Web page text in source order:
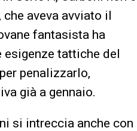
aveva avviato il
fantasista ha
tattiche del
penalizzarlo,
già a gennaio.
si intreccia anche con